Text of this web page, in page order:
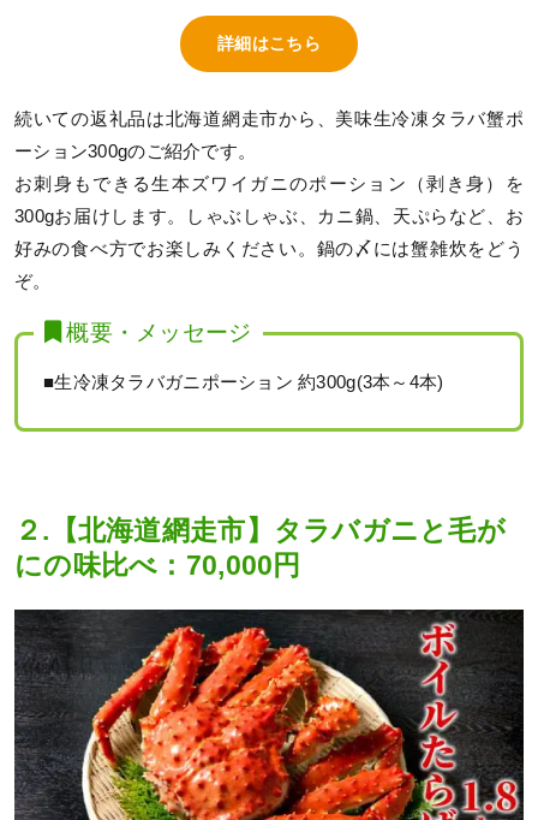
詳細はこちら
続いての返礼品は北海道網走市から、美味生冷凍タラバ蟹ポ
ーション300gのご紹介です。
お刺身もできる生本ズワイガニのポーション（剥き身）を
300gお届けします。しゃぶしゃぶ、カニ鍋、天ぷらなど、お
好みの食べ方でお楽しみください。鍋の〆には蟹雑炊をどう
ぞ。
概要・メッセージ
■生冷凍タラバガニポーション 約300g(3本～4本)
２.【北海道網走市】タラバガニと毛が
にの味比べ：70,000円